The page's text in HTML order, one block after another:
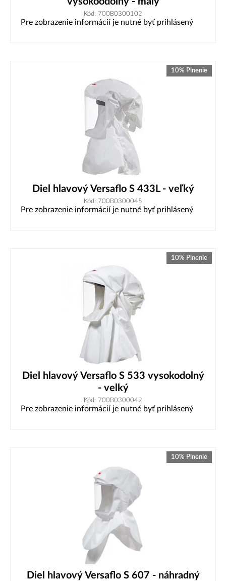
Kód: 700B0300102
Pre zobrazenie informácií je nutné byť prihlásený
10% Plnenie
Diel hlavový Versaflo S 433L - veľký
Kód: 700B0300045
Pre zobrazenie informácií je nutné byť prihlásený
10% Plnenie
Diel hlavový Versaflo S 533 vysokodolný
- velký
Kód: 700B0300042
Pre zobrazenie informácií je nutné byť prihlásený
10% Plnenie
Diel hlavový Versaflo S 607 - náhradný